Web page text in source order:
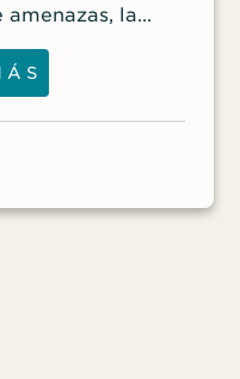
la
el
Cuba continúa»,
Alabemos a
Cristo allá en
en su fe y
riesgo. Haga clic
la